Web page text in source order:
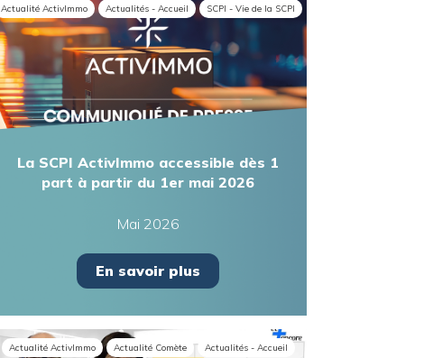
Actualité ActivImmo Actualités - Accueil SCPI - Vie de la SCPI
La SCPI ActivImmo accessible dès 1
part à partir du 1er mai 2026
Mai 2026
En savoir plus
Actualité ActivImmo Actualité Comète Actualités - Accueil